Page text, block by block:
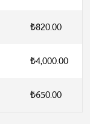
₺820.00
₺4,000.00
₺650.00